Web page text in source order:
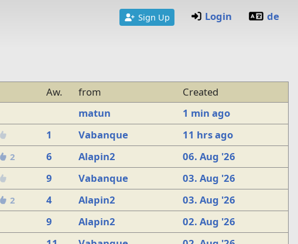
Sign Up Login de
Aw. from
Created
matun
1 min ago
1 Vabanque
11 hrs ago
2 6 Alapin2
06. Aug '26
9 Vabanque
03. Aug '26
2 4 Alapin2
03. Aug '26
9 Alapin2
02. Aug '26